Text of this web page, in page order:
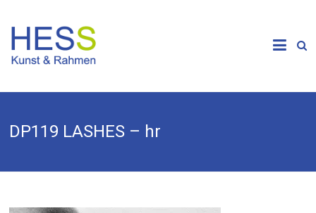
content
DP119 LASHES – hr